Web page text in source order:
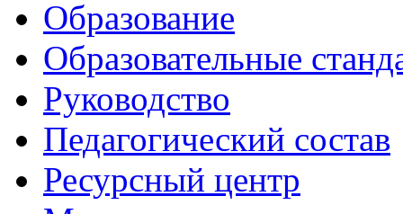
Образование
Образовательные
Руководство
Педагогический состав
Ресурсный центр